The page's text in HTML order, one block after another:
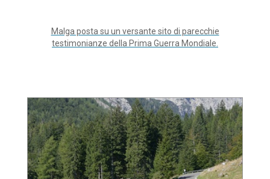
Malga posta su un versante sito di parecchie
testimonianze della Prima Guerra Mondiale.